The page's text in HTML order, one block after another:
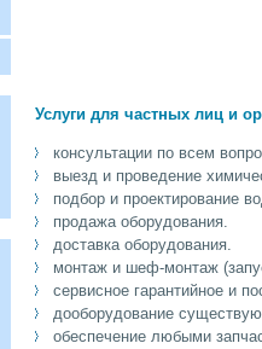
консультации по всем
выезд и проведение
подбор и проектирование
продажа оборудования.
доставка оборудования.
монтаж и шеф-монтаж
сервисное гарантийное и
дооборудование
обеспечение любыми